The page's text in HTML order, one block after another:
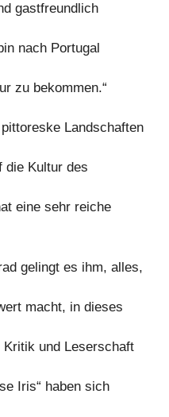
gastfreundlich
nach Portugal
zu bekommen.“
Landschaften
die Kultur des
eine sehr reiche
gelingt es ihm, alles,
macht, in dieses
und Leserschaft
Iris“ haben sich